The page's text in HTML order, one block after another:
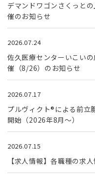
デマンドワゴンさくっと
催のお知らせ
2026.07.24
佐久医療センターいこい
催（8/26）のお知らせ
2026.07.17
プルヴィクト®による前立
開始（2026年8月～）
2026.07.15
【求人情報】各職種の求